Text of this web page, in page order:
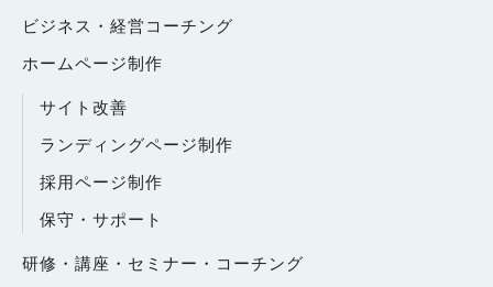
ビジネス・経営コーチング
ホームページ制作
サイト改善
ランディングページ制作
採用ページ制作
保守・サポート
研修・講座・セミナー・コーチング